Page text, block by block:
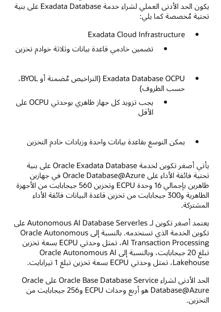
يكون الحد الأدنى العملي لشراء خدمة Exadata Database على بنية
تحتية مُخصصة كما يلي:
Exadata Cloud Infrastructure
تضمين خادمي قاعدة بيانات وثلاثة خوادم تخزين
Exadata Database OCPU (التراخيص مُضمنة أو BYOL،
حسب الظروف)
يجب تزويد كل جهاز ظاهري بوحدتي OCPU على
الأقل
يمكن التوسع بقاعدة بيانات واحدة وزيادات خادم التخزين
يأتي أصغر تكوين لخدمة Oracle Exadata Database على بنية
تحتية فائقة الأداء على Oracle Database@Azure في جهازين
ظاهرين بإجمالي 16 وحدة ECPU وتخزين 560 جيجابايت من الأجهزة
الظاهرية و300 جيجابايت من تخزين قاعدة البيانات فائقة الأداء
المشتركة.
يعتمد أصغر تكوين لـ Autonomous AI Database Serverles على
تكوين الخدمة الذي تستخدمه. بالنسبة إلى Oracle Autonomous
AI Transaction Processing، تمثل وحدتي ECPU بسعة تخزين
تبلغ 20 جيجابايت، وبالنسبة إلى Oracle Autonomous AI
Lakehouse، تمثل وحدتي ECPU بسعة تخزين تبلغ 1 تيرابايت.
الحد الأدنى لشراء Oracle Base Database Service على Oracle
Database@Azure هو أربع وحدات ECPU و256 جيجابايت من
التخزين.